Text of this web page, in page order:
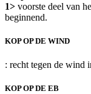
1> voorste deel van
beginnend.
KOP OP DE WIND
: recht tegen de wind
KOP OP DE EB